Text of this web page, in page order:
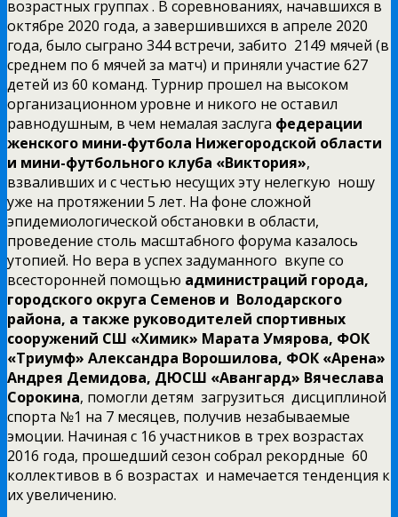
возрастных группах . В соревнованиях, начавшихся в
октябре 2020 года, а завершившихся в апреле 2020
года, было сыграно 344 встречи, забито 2149 мячей (в
среднем по 6 мячей за матч) и приняли участие 627
детей из 60 команд. Турнир прошел на высоком
организационном уровне и никого не оставил
равнодушным, в чем немалая заслуга федерации
женского мини-футбола Нижегородской области
и мини-футбольного клуба «Виктория»,
взваливших и с честью несущих эту нелегкую ношу
уже на протяжении 5 лет. На фоне сложной
эпидемиологической обстановки в области,
проведение столь масштабного форума казалось
утопией. Но вера в успех задуманного вкупе со
всесторонней помощью администраций города,
городского округа Семенов и Володарского
района, а также руководителей спортивных
сооружений СШ «Химик» Марата Умярова, ФОК
«Триумф» Александра Ворошилова, ФОК «Арена»
Андрея Демидова, ДЮСШ «Авангард» Вячеслава
Сорокина, помогли детям загрузиться дисциплиной
спорта №1 на 7 месяцев, получив незабываемые
эмоции. Начиная с 16 участников в трех возрастах
2016 года, прошедший сезон собрал рекордные 60
коллективов в 6 возрастах и намечается тенденция к
их увеличению.